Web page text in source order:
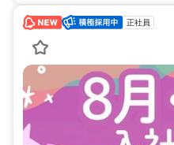
正社員